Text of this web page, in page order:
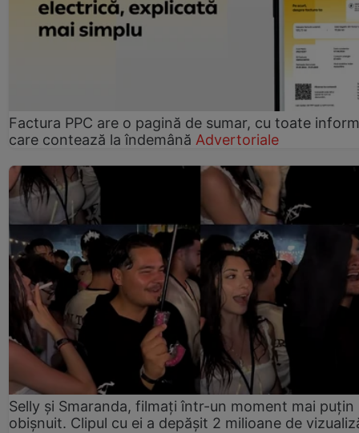
Factura PPC are o pagină de sumar, cu toate
care contează la îndemână Advertoriale
Selly și Smaranda, filmați într-un moment mai puțin
obișnuit. Clipul cu ei a depășit 2 milioane de